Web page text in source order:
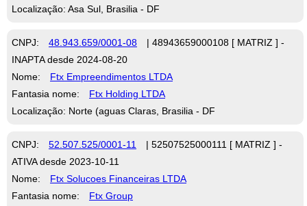
Localização: Asa Sul, Brasilia - DF
CNPJ: 48.943.659/0001-08
| 48943659000108 [ MATRIZ ] -
INAPTA desde 2024-08-20
Nome:
Ftx Empreendimentos LTDA
Fantasia nome:
Ftx Holding LTDA
Localização: Norte (aguas Claras, Brasilia - DF
CNPJ: 52.507.525/0001-11
| 52507525000111 [ MATRIZ ] -
ATIVA desde 2023-10-11
Nome:
Ftx Solucoes Financeiras LTDA
Fantasia nome:
Ftx Group